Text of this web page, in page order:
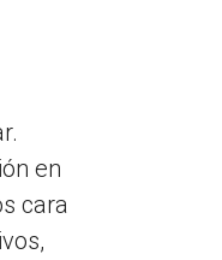
en
cara